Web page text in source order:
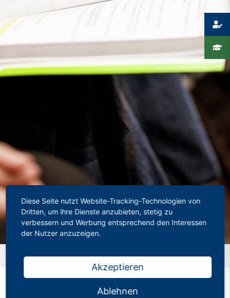
Startseite»NRW stellt Lehrer früher ein
Diese Seite nutzt Website-Tracking-Technologien von
Dritten, um ihre Dienste anzubieten, stetig zu
verbessern und Werbung entsprechend den Interessen
der Nutzer anzuzeigen.
Akzeptieren
Ablehnen